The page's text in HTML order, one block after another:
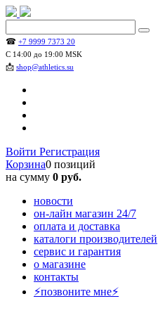
☎ +7 9999 7373 20
С 14:00 до 19:00 MSK
📩 shop@athletics.su
Войти Регистрация
Корзина0 позиций
на сумму 0 руб.
новости
он-лайн магазин 24/7
оплата и доставка
каталоги производителей
сервис и гарантия
о магазине
контакты
⚡позвоните мне⚡